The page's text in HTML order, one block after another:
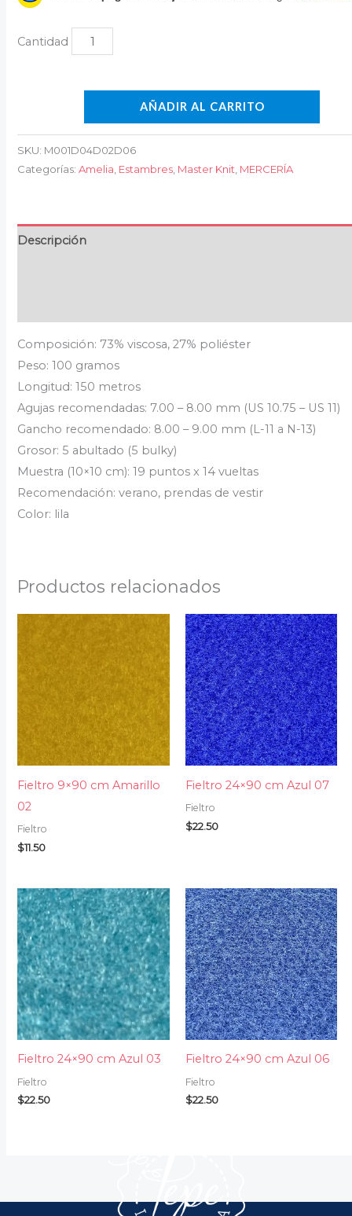
AÑADIR AL CARRITO
SKU: M001D04D02D06
Categorías:Amelia Estambres Master Knit MERCERÍA
Descripción
Composición: 73% viscosa, 27% poliéster
Peso: 100 gramos
Longitud: 150 metros
Agujas recomendadas: 7.00 – 8.00 mm (US 10.75 – US 11)
Gancho recomendado: 8.00 – 9.00 mm (L-11 a N-13)
Grosor: 5 abultado (5 bulky)
Muestra (10×10 cm): 19 puntos x 14 vueltas
Recomendación: verano, prendas de vestir
Color: lila
Productos relacionados
Fieltro 9×90 cm Amarillo
02
Fieltro
$11.50
Fieltro 24×90 cm Azul 07
Fieltro
$22.50
Fieltro 24×90 cm Azul 03
Fieltro
$22.50
Fieltro 24×90 cm Azul 06
Fieltro
$22.50